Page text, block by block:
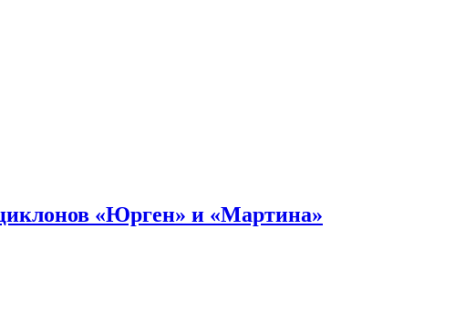
«Юрген» и «Мартина»